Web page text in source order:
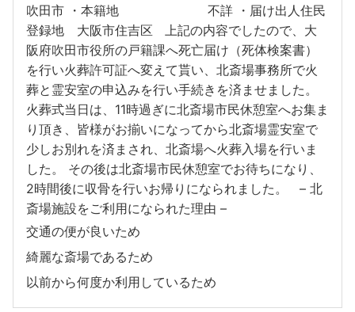
吹田市 ・本籍地 不詳 ・届け出人住民
登録地 大阪市住吉区 上記の内容でしたので、大
阪府吹田市役所の戸籍課へ死亡届け（死体検案書）
を行い火葬許可証へ変えて貰い、北斎場事務所で火
葬と霊安室の申込みを行い手続きを済ませました。
火葬式当日は、11時過ぎに北斎場市民休憩室へお集ま
り頂き、皆様がお揃いになってから北斎場霊安室で
少しお別れを済まされ、北斎場へ火葬入場を行いま
した。 その後は北斎場市民休憩室でお待ちになり、
2時間後に収骨を行いお帰りになられました。 – 北
斎場施設をご利用になられた理由 –
交通の便が良いため
綺麗な斎場であるため
以前から何度か利用しているため